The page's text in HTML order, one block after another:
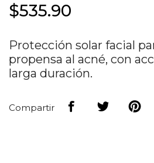
$535.90
Protección solar facial
propensa al acné, con
larga duración.
Compartir